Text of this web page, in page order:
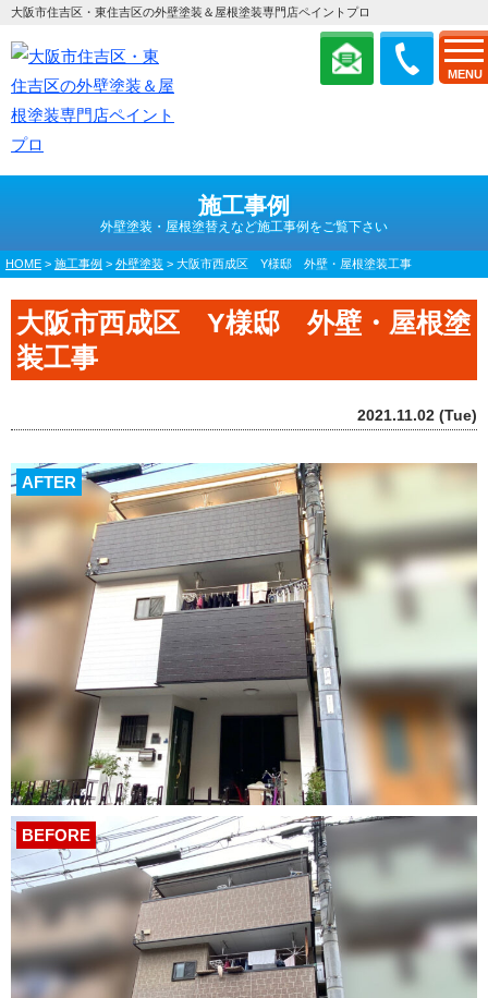
MENU
大阪市住吉区・東住吉区の外壁塗装＆屋根塗装専門店ペイントプロ
施工事例
外壁塗装・屋根塗替えなど施工事例をご覧下さい
HOME > 施工事例 > 外壁塗装 > 大阪市西成区 Y様邸 外壁・屋根塗装工事
大阪市西成区 Y様邸 外壁・屋根塗
装工事
2021.11.02 (Tue)
AFTER
BEFORE